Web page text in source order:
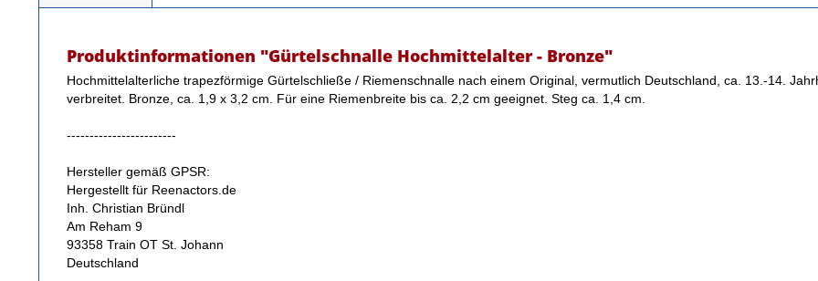
Produktinformationen "Gürtelschnalle Hochmittelalter - Bronze"
Hochmittelalterliche trapezförmige Gürtelschließe / Riemenschnalle nach einem Original, vermutlich Deutschland, ca. 13.-14.
verbreitet. Bronze, ca. 1,9 x 3,2 cm. Für eine Riemenbreite bis ca. 2,2 cm geeignet. Steg ca. 1,4 cm.
------------------------
Hersteller gemäß GPSR:
Hergestellt für Reenactors.de
Inh. Christian Bründl
Am Reham 9
93358 Train OT St. Johann
Deutschland